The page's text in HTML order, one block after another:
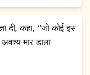
दी, कहा, “जो कोई इस
मार डाला